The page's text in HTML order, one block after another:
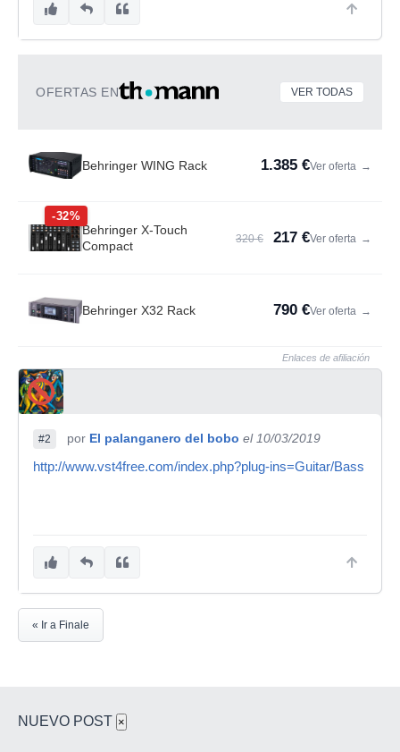
OFERTAS EN VER TODAS
Behringer WING Rack 1.385 €Ver oferta →
-32%
Behringer X-Touch
Compact
320 € 217 €Ver oferta →
Behringer X32 Rack 790 €Ver oferta →
Enlaces de afiliación
#2 por El palanganero del bobo el 10/03/2019
http://www.vst4free.com/index.php?plug-ins=Guitar/Bass
« Ir a Finale
NUEVO POST ×